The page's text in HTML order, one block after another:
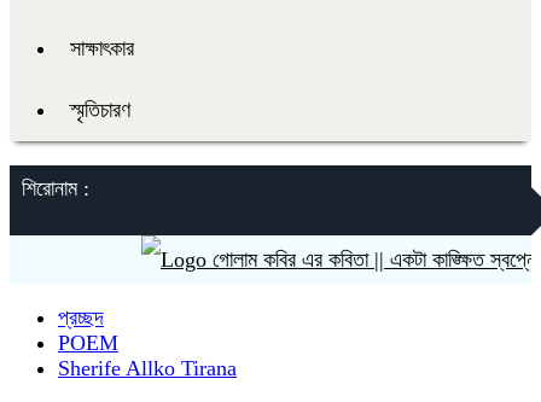
সাক্ষাৎকার
স্মৃতিচারণ
শিরোনাম :
গোলাম কবির এর কবিতা || একটা কাঙ্ক্ষিত স্বপ্নের গল্প
প্রচ্ছদ
POEM
Sherife Allko Tirana